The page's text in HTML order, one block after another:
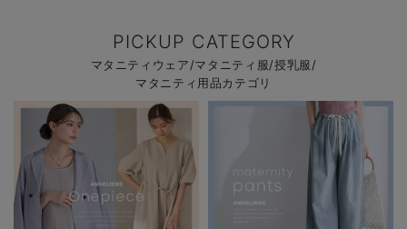
PICKUP CATEGORY
マタニティウェア/マタニティ服/授乳服/
マタニティ用品カテゴリ